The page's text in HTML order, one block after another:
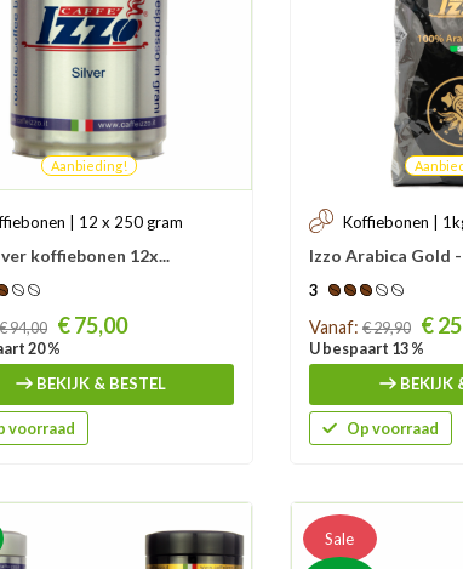
Aanbieding!
| 12 x 250 gram
koffiebonen 12x...
€ 94,00 € 75,00
20 %
BEKIJK & BESTEL
voorraad
Koffiebonen |
Izzo Arabica Gold
3
Prijs
Vanaf: € 29,90 €
U bespaart 13 %
BEKIJK
Op voorraad
Sale